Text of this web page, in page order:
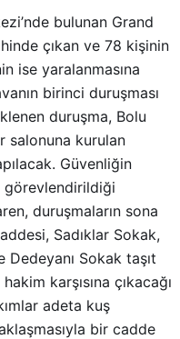
bulunan Grand
çıkan ve 78 kişinin
ise yaralanmasına
birinci duruşması
duruşma, Bolu
salonuna kurulan
Güvenliğin
görevlendirildiği
duruşmaların sona
Sadıklar Sokak,
Sokak taşıt
karşısına çıkacağı
adeta kuş
bir cadde